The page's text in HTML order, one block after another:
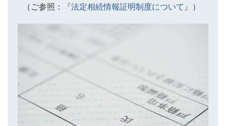
（ご参照： 『法定相続情報証明制度について』 ）